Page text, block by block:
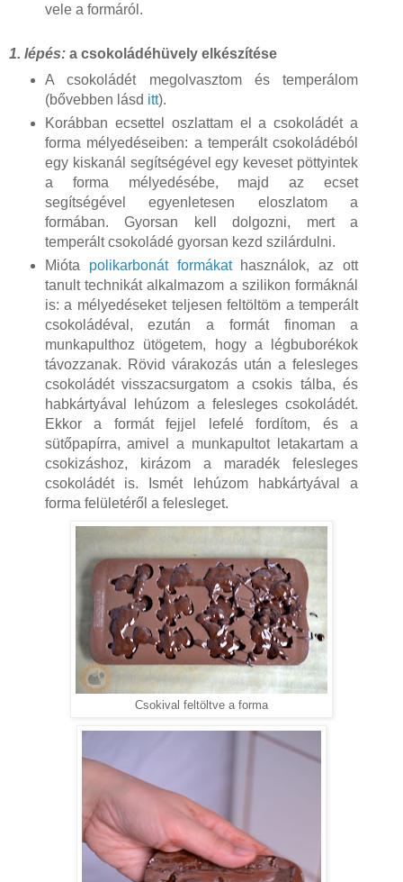
vele a formáról.
1. lépés: a csokoládéhüvely elkészítése
A csokoládét megolvasztom és temperálom
(bővebben lásd itt).
Korábban ecsettel oszlattam el a csokoládét a
forma mélyedéseiben: a temperált csokoládéból
egy kiskanál segítségével egy keveset pöttyintek
a forma mélyedésébe, majd az ecset
segítségével egyenletesen eloszlatom a
formában. Gyorsan kell dolgozni, mert a
temperált csokoládé gyorsan kezd szilárdulni.
Mióta polikarbonát formákathasználok, az ott
tanult technikát alkalmazom a szilikon formáknál
is: a mélyedéseket teljesen feltöltöm a temperált
csokoládéval, ezután a formát finoman a
munkapulthoz ütögetem, hogy a légbuborékok
távozzanak. Rövid várakozás után a felesleges
csokoládét visszacsurgatom a csokis tálba, és
habkártyával lehúzom a felesleges csokoládét.
Ekkor a formát fejjel lefelé fordítom, és a
sütőpapírra, amivel a munkapultot letakartam a
csokizáshoz, kirázom a maradék felesleges
csokoládét is. Ismét lehúzom habkártyával a
forma felületéről a felesleget.
Csokival feltöltve a forma